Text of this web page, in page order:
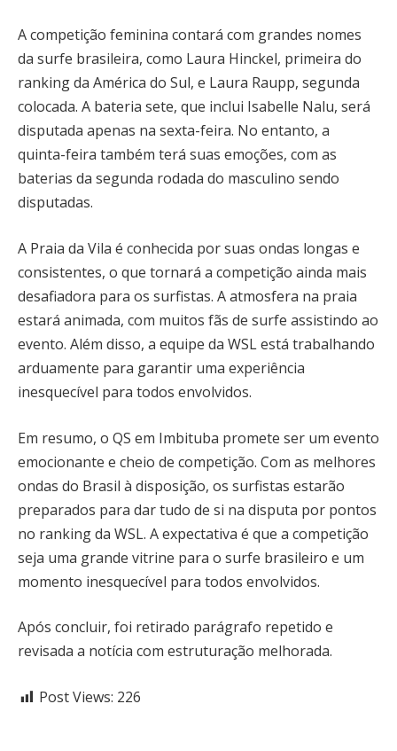
A competição feminina contará com grandes nomes
da surfe brasileira, como Laura Hinckel, primeira do
ranking da América do Sul, e Laura Raupp, segunda
colocada. A bateria sete, que inclui Isabelle Nalu, será
disputada apenas na sexta-feira. No entanto, a
quinta-feira também terá suas emoções, com as
baterias da segunda rodada do masculino sendo
disputadas.
A Praia da Vila é conhecida por suas ondas longas e
consistentes, o que tornará a competição ainda mais
desafiadora para os surfistas. A atmosfera na praia
estará animada, com muitos fãs de surfe assistindo ao
evento. Além disso, a equipe da WSL está trabalhando
arduamente para garantir uma experiência
inesquecível para todos envolvidos.
Em resumo, o QS em Imbituba promete ser um evento
emocionante e cheio de competição. Com as melhores
ondas do Brasil à disposição, os surfistas estarão
preparados para dar tudo de si na disputa por pontos
no ranking da WSL. A expectativa é que a competição
seja uma grande vitrine para o surfe brasileiro e um
momento inesquecível para todos envolvidos.
Após concluir, foi retirado parágrafo repetido e
revisada a notícia com estruturação melhorada.
Post Views: 226